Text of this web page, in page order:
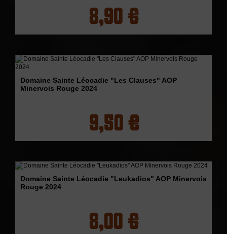
8,90 €
Domaine Sainte Léocadie "Les Clauses" AOP
Minervois Rouge 2024
9,50 €
Domaine Sainte Léocadie "Leukadios" AOP Minervois
Rouge 2024
8,00 €